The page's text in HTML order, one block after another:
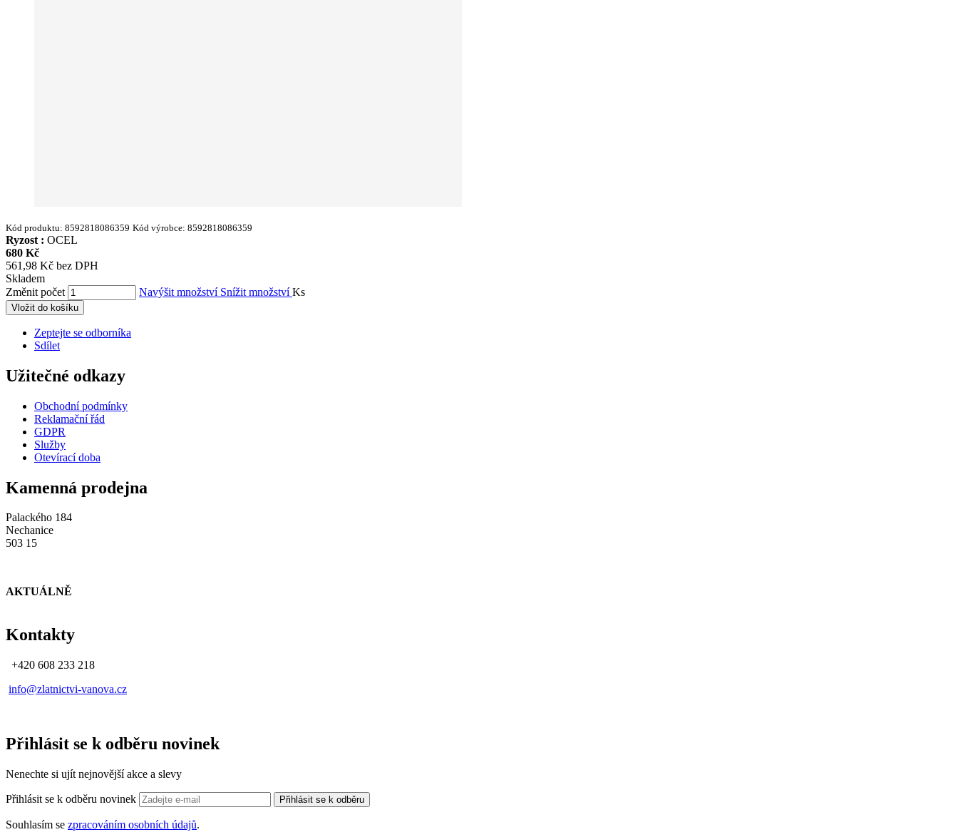
Kód produktu: 8592818086359 Kód výrobce: 8592818086359
Ryzost : OCEL
680 Kč
561,98 Kč bez DPH
Skladem
Změnit počet
Navýšit množství Snížit množstvíKs
Vložit do košíku
Zeptejte se odborníka
Sdílet
Užitečné odkazy
Obchodní podmínky
Reklamační řád
GDPR
Služby
Otevírací doba
Kamenná prodejna
Palackého 184
Nechanice
503 15
AKTUÁLNĚ
Kontakty
+420 608 233 218
info@zlatnictvi-vanova.cz
Přihlásit se k odběru novinek
Nenechte si ujít nejnovější akce a slevy
Přihlásit se k odběru novinek Přihlásit se k odběru
Souhlasím se zpracováním osobních údajů.